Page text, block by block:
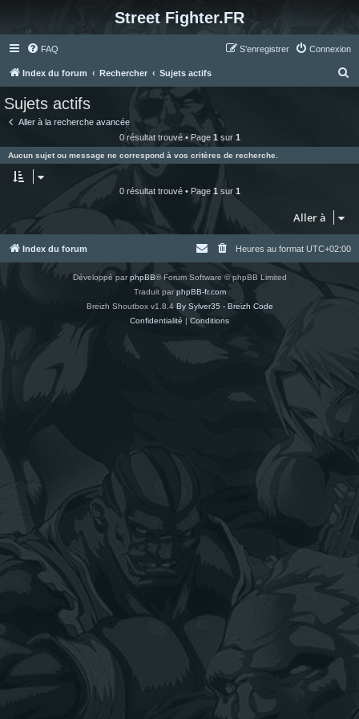
Street Fighter.FR
FAQ Connexion
S’enregistrer
Index du forum Rechercher Sujets actifs
e
r
Sujets actifs
Aller à la recherche avancée
0 résultat trouvé • Page 1 sur 1
Aucun sujet ou message ne correspond à vos critères de recherche.
0 résultat trouvé • Page 1 sur 1
Aller à
Index du forum Heures au format UTC+02:00
Développé parphpBB® Forum Software © phpBB Limited
Traduit parphpBB-fr.com
Breizh Shoutbox v1.8.4 By Sylver35 - Breizh Code
Confidentialité | Conditions